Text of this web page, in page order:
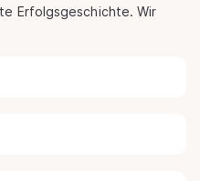
Erfolgsgeschichte. Wir